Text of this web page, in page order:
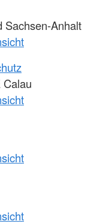
Sachsen-Anhalt